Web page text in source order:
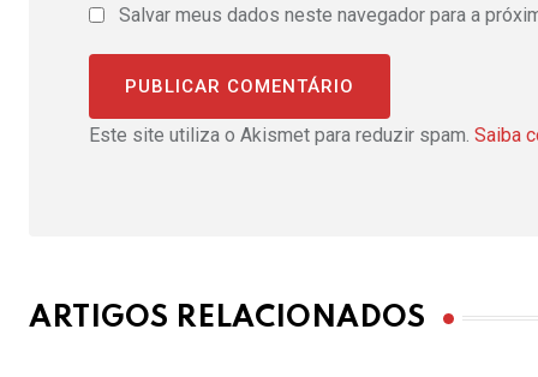
Salvar meus dados neste navegador para a
Este site utiliza o Akismet para reduzir spam. Saiba
ARTIGOS RELACIONADOS